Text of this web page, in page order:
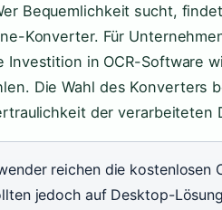
Bequemlichkeit sucht,
Konverter. Für
Investition in OCR-Software
Die Wahl des Konverters
der verarbeiteten
reichen die kostenlosen
jedoch auf Desktop-